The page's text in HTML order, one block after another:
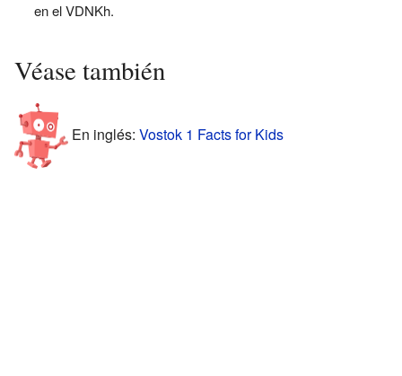
en el VDNKh.
Véase también
En inglés: Vostok 1 Facts for Kids